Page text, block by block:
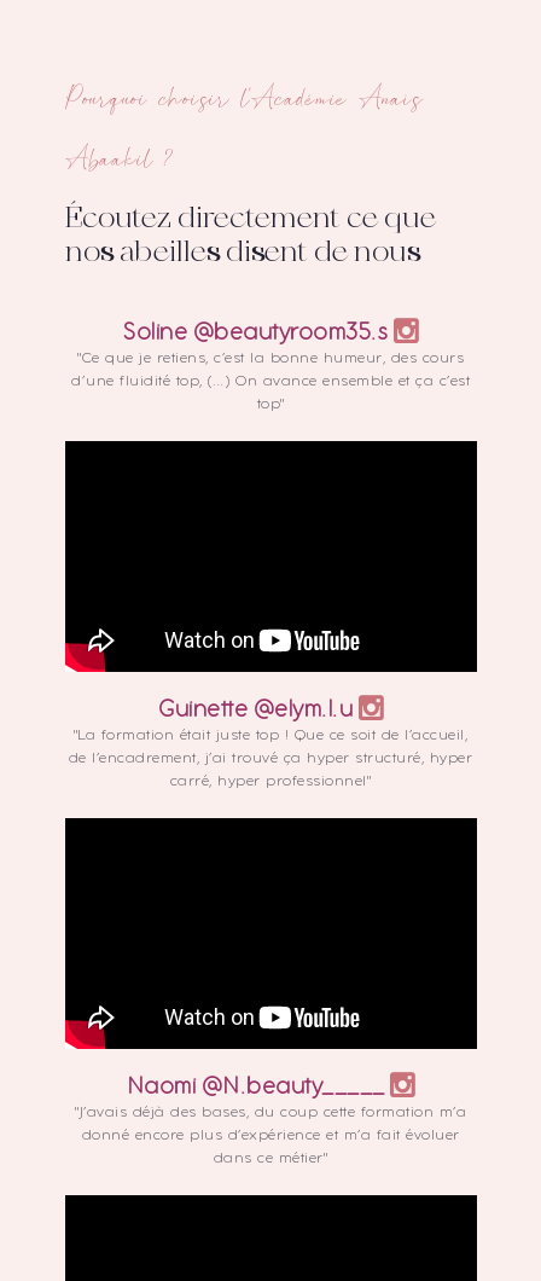
Pourquoi choisir l'Académie Anaïs
Abaakil ?
Écoutez directement ce que
nos abeilles disent de nous
Soline @beautyroom35.s
"Ce que je retiens, c’est la bonne humeur, des cours
d’une fluidité top, (…) On avance ensemble et ça c’est
top"
Guinette @elym.l.u
"La formation était juste top ! Que ce soit de l’accueil,
de l’encadrement, j’ai trouvé ça hyper structuré, hyper
carré, hyper professionnel"
Naomi @N.beauty_____
"J’avais déjà des bases, du coup cette formation m’a
donné encore plus d’expérience et m’a fait évoluer
dans ce métier"